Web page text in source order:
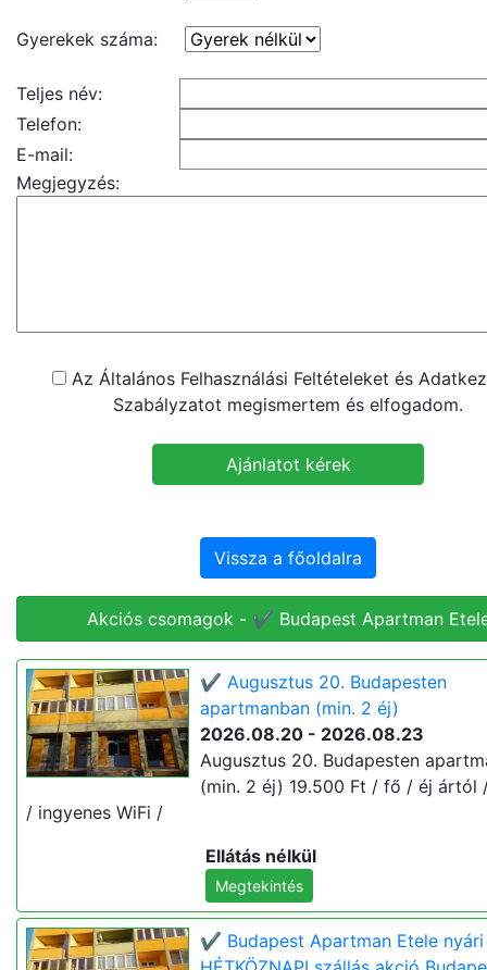
Gyerekek száma:
Teljes név:
Telefon:
E-mail:
Megjegyzés:
Az Általános Felhasználási Feltételeket és
Szabályzatot megismertem és elfogadom.
Vissza a főoldalra
Akciós csomagok - ✔️ Budapest Apartman
✔️ Augusztus 20. Budapesten
apartmanban (min. 2 éj)
2026.08.20 - 2026.08.23
Augusztus 20. Budapesten
(min. 2 éj) 19.500 Ft / fő / éj ártól
/ ingyenes WiFi /
Ellátás nélkül
Megtekintés
✔️ Budapest Apartman Etele nyári